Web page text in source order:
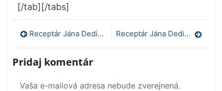
[/tab][/tabs]
Navigácia
v
článku
Receptár Jána Dedinu : Iridológia Receptár Jána Dedinu : Prútikárstvo
Pridaj komentár
Vaša e-mailová adresa nebude zverejnená.